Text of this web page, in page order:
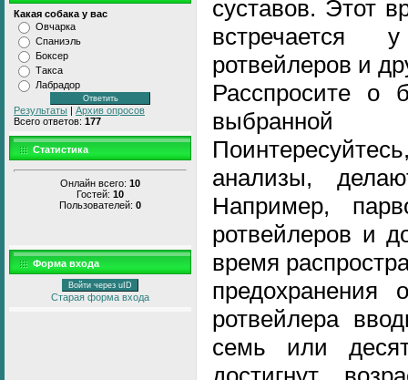
Какая собака у вас
Овчарка
Спаниэль
Боксер
Такса
Лабрадор
Результаты | Архив опросов
Всего ответов: 177
Статистика
Онлайн всего: 10
Гостей: 10
Пользователей: 0
Форма входа
Войти через uID
Старая форма входа
суставов. Этот
встречается
ротвейлеров и
Расспросите о
анализы,
Например,
ротвейлеров и
время
предохранения
ротвейлера
семь или